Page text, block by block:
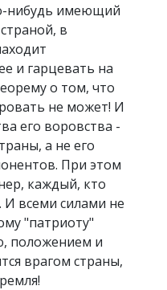
нибудь имеющий
в
и гарцевать на
о том, что
не может! И
его воровства -
а не его
При этом
каждый, кто
И всеми силами не
"патриоту"
положением и
врагом страны,